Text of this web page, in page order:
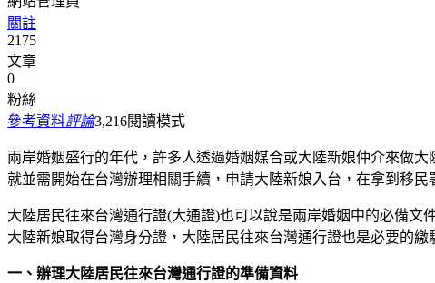
關註
2175
文章
0
粉絲
參考資料評論3,216閱讀模式
兩岸婚姻盛行的年代，許多人透過婚姻媒合或大陸新娘仲介來做
就並需開始在台灣辦理相關手續，申請大陸新娘入台，在拿到移
大陸居民往來台灣通行證(大通證)也可以說是兩岸婚姻中的必備
大陸新娘取得台灣身分證，大陸居民往來台灣通行證也是必要的
一、辦理大陸居民往來台灣通行證的準備資料